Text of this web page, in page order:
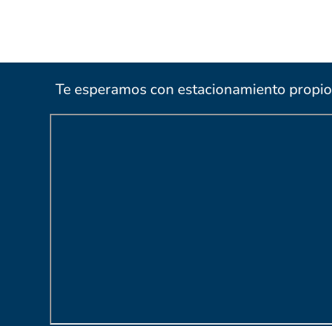
Te esperamos con estacionamiento propio